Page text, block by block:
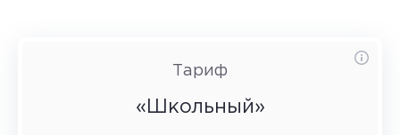
Тариф
«Школьный»